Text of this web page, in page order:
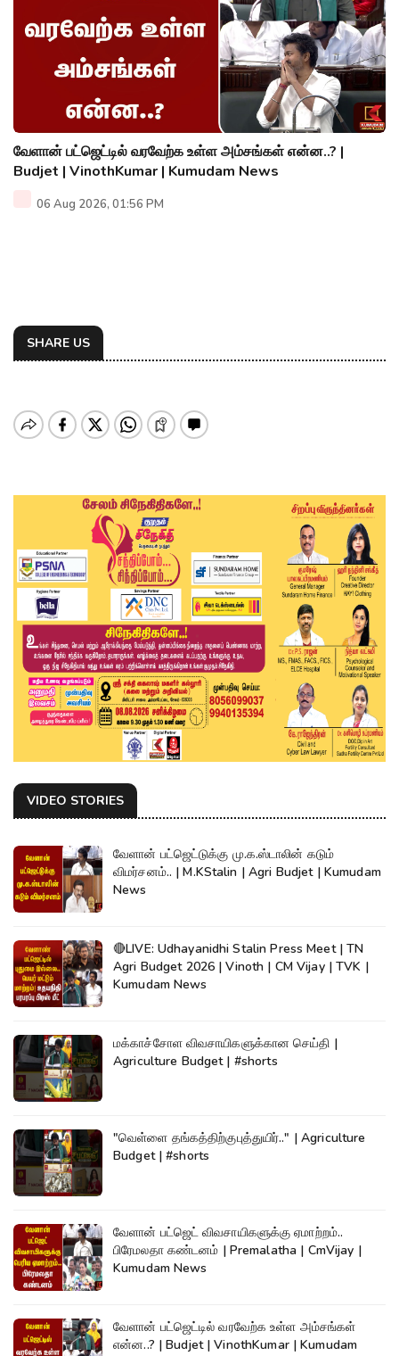
வேளான் பட்ஜெட்டில் வரவேற்க உள்ள அம்சங்கள் என்ன..? |
Budjet | VinothKumar | Kumudam News
06 Aug 2026, 01:56 PM
SHARE US
VIDEO STORIES
வேளான் பட்ஜெட்டுக்கு மு.க.ஸ்டாலின் கடும்
விமர்சனம்.. | M.KStalin | Agri Budjet | Kumudam
News
🔴LIVE: Udhayanidhi Stalin Press Meet | TN
Agri Budget 2026 | Vinoth | CM Vijay | TVK |
Kumudam News
மக்காச்சோள விவசாயிகளுக்கான செய்தி |
Agriculture Budget | #shorts
"வெள்ளை தங்கத்திற்குபுத்துயிர்.." | Agriculture
Budget | #shorts
வேளான் பட்ஜெட் விவசாயிகளுக்கு ஏமாற்றம்..
பிரேமலதா கண்டனம் | Premalatha | CmVijay |
Kumudam News
வேளான் பட்ஜெட்டில் வரவேற்க உள்ள அம்சங்கள்
என்ன..? | Budjet | VinothKumar | Kumudam